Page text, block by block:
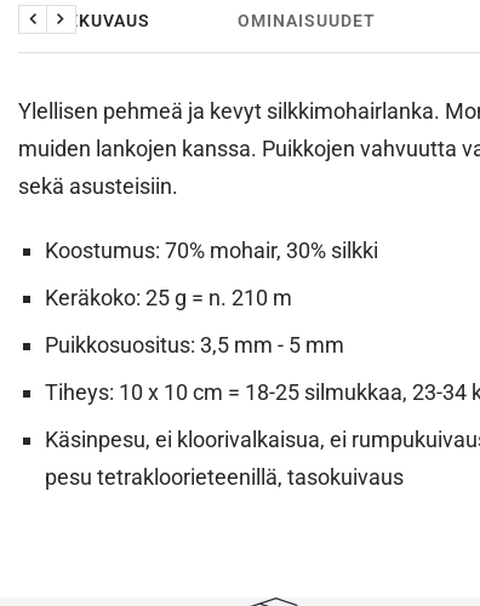
TUOTEKUVAUS OMINAISUUDET
Edellinen
Seuraava
Ylellisen pehmeä ja kevyt silkkimohairlanka.
muiden lankojen kanssa. Puikkojen vahvuutta
sekä asusteisiin.
Koostumus: 70% mohair, 30% silkki
Keräkoko: 25 g = n. 210 m
Puikkosuositus: 3,5 mm - 5 mm
Tiheys: 10 x 10 cm = 18-25 silmukkaa, 23-34
Käsinpesu, ei kloorivalkaisua, ei
pesu tetrakloorieteenillä, tasokuivaus